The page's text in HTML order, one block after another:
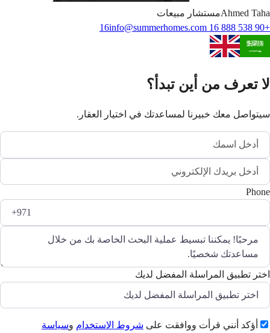
Ahmed Taha
مستشار مبيعات
+90 538 888 16 16
info@summerhomes.com
لا تعرف من أين تبدأ؟
سيتواصل معك خبيرنا لمساعدتك في اختيار العقار.
Phone
اختر تطبيق المراسلة المفضل لديك
أؤكد أنني قرأت ووافقت على شروط الاستخدام وسياسة